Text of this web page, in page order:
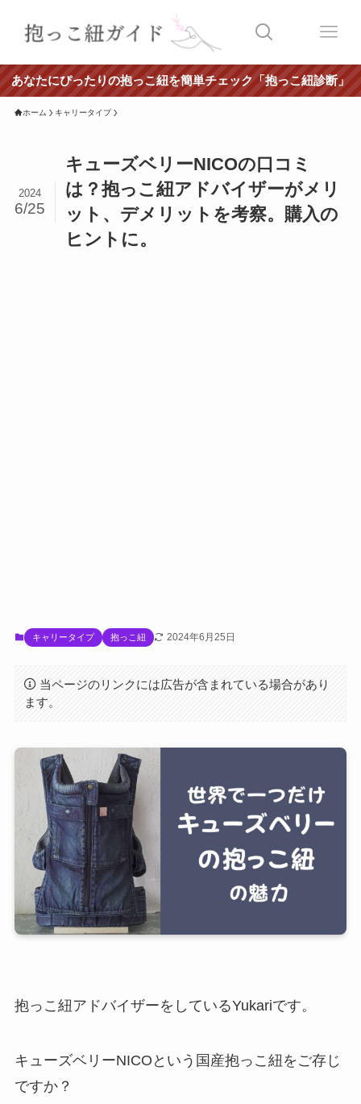
あなたにぴったりの抱っこ紐を簡単チェック「抱っこ紐診断」
ホーム キャリータイプ
キューズベリーNICOの口コミ
は？抱っこ紐アドバイザーがメリ
ット、デメリットを考察。購入の
ヒントに。
2024
6/25
キャリータイプ 抱っこ紐 2024年6月25日
当ページのリンクには広告が含まれている場合があり
ます。
抱っこ紐アドバイザーをしているYukariです。
キューズベリーNICOという国産抱っこ紐をご存じ
ですか？